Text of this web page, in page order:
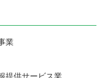
業
提供サービス業